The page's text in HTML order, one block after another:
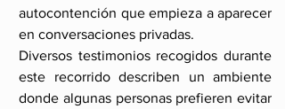
autocontención que empieza a aparecer
en conversaciones privadas.
Diversos testimonios recogidos durante
este recorrido describen un ambiente
donde algunas personas prefieren evitar